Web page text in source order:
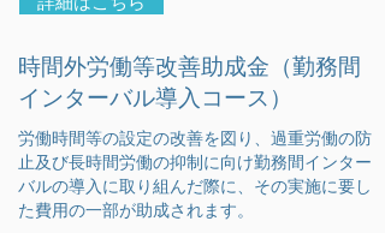
時間外労働等改善助成金（勤務間
インターバル導入コース）
労働時間等の設定の改善を図り、過重労働の防
止及び長時間労働の抑制に向け勤務間インター
バルの導入に取り組んだ際に、その実施に要し
た費用の一部が助成されます。